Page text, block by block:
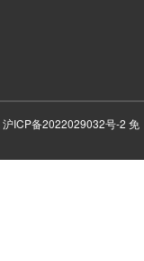
沪ICP备2022029032号-2 免